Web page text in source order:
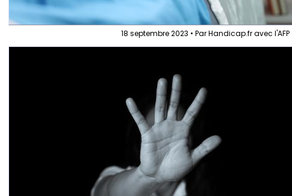
18 septembre 2023 • Par Handicap.fr avec l'AFP